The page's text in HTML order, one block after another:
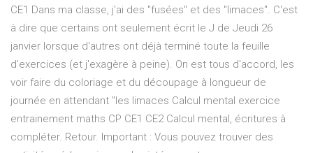
CE1 Dans ma classe, j'ai des "fusées" et des "limaces". C'est
à dire que certains ont seulement écrit le J de Jeudi 26
janvier lorsque d'autres ont déjà terminé toute la feuille
d'exercices (et j'exagère à peine). On est tous d'accord, les
voir faire du coloriage et du découpage à longueur de
journée en attendant "les limaces Calcul mental exercice
entrainement maths CP CE1 CE2 Calcul mental, écritures à
compléter. Retour. Important : Vous pouvez trouver des